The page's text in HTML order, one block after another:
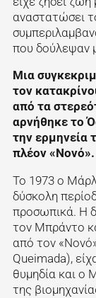
αναστατώσει
που δούλεψαν
Μια
τον
από τα
αρνήθηκε το
την ερμηνεία
πλέον «Νονό».
Το 1973 ο
δύσκολη
προσωπικά. Η
τον Μπράντο
από τον
Queimada),
θυμηδία και ο
της